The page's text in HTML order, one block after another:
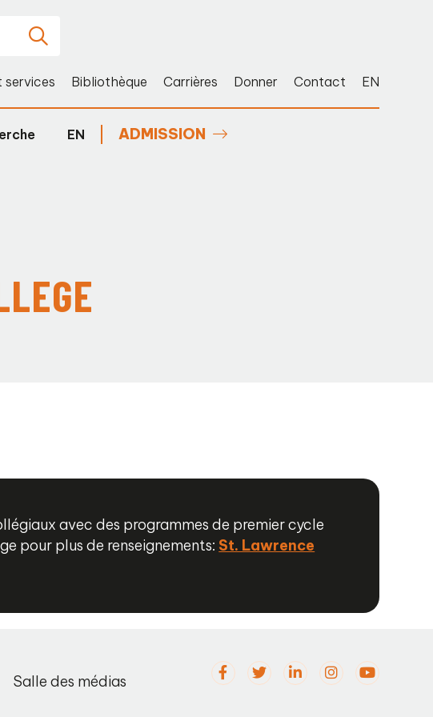
services Bibliothèque Carrières Donner Contact EN
EN ADMISSION
avec des programmes de premier cycle
pour plus de renseignements: St. Lawrence
Salle des médias